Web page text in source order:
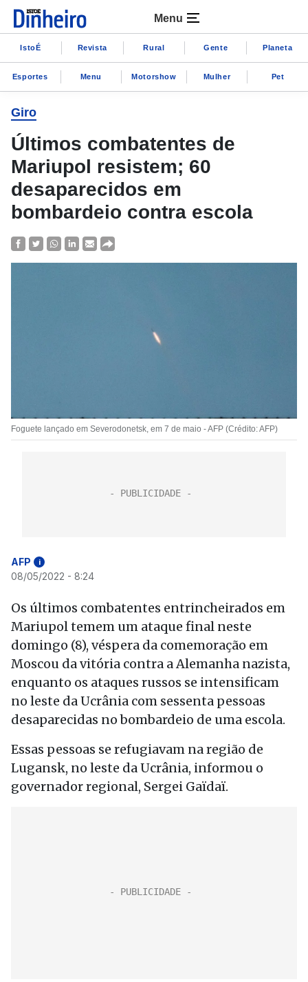
Menu
IstoÉ Revista Rural Gente Planeta
Esportes Menu Motorshow Mulher Pet
Giro
Últimos combatentes de
Mariupol resistem; 60
desaparecidos em
bombardeio contra escola
Foguete lançado em Severodonetsk, em 7 de maio - AFP (Crédito: AFP)
AFP i
08/05/2022 - 8:24
Os últimos combatentes entrincheirados em
Mariupol temem um ataque final neste
domingo (8), véspera da comemoração em
Moscou da vitória contra a Alemanha nazista,
enquanto os ataques russos se intensificam
no leste da Ucrânia com sessenta pessoas
desaparecidas no bombardeio de uma escola.
Essas pessoas se refugiavam na região de
Lugansk, no leste da Ucrânia, informou o
governador regional, Sergei Gaïdaï.